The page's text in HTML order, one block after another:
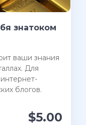
знатоком
ваши знания
Для
блогов.
$5.00